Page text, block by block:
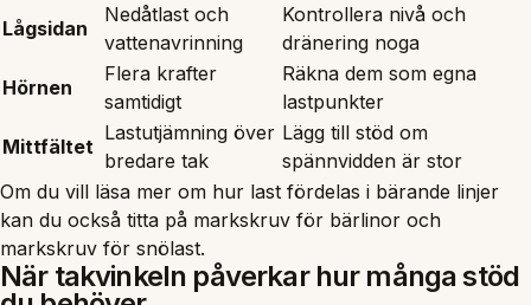
Lågsidan
Nedåtlast och
vattenavrinning
Kontrollera nivå och
dränering noga
Hörnen
Flera krafter
samtidigt
Räkna dem som egna
lastpunkter
Mittfältet
Lastutjämning över
bredare tak
Lägg till stöd om
spännvidden är stor
Om du vill läsa mer om hur last fördelas i bärande linjer
kan du också titta på markskruv för bärlinor och
markskruv för snölast.
När takvinkeln påverkar hur många stöd